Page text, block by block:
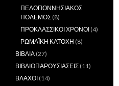
ΠΕΛΟΠΟΝΝΗΣΙΑΚΟΣ
ΠΟΛΕΜΟΣ (8)
ΠΡΟΚΛΑΣΣΙΚΟΙ ΧΡΟΝΟΙ (4)
ΡΩΜΑΪΚΗ ΚΑΤΟΧΗ (8)
ΒΙΒΛΙΑ (27)
ΒΙΒΛΙΟΠΑΡΟΥΣΙΑΣΕΙΣ (11)
ΒΛΑΧΟΙ (14)